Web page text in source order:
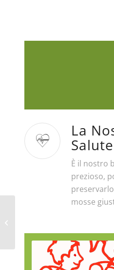
La
Salute
È il nostro
prezioso,
mosse